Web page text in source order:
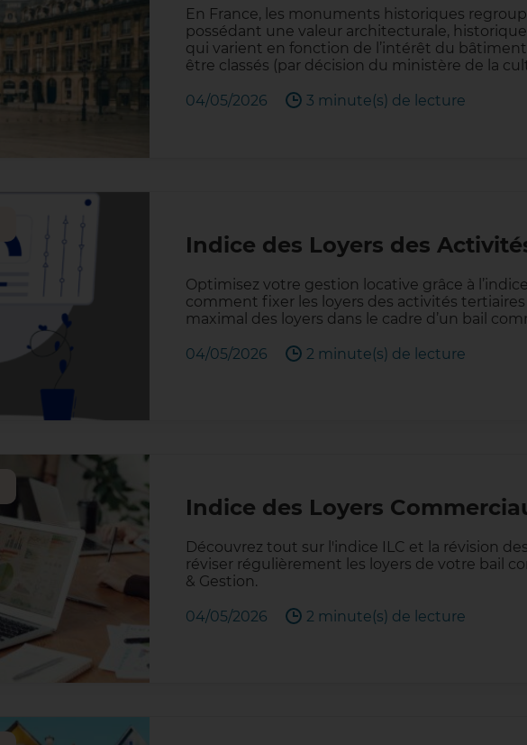
En France, les monuments historiques
possédant une valeur architecturale,
qui varient en fonction de l’intérêt du
être classés (par décision du ministère de la
04/05/2026 3 minute(s) de lecture
Indice des Loyers des
Optimisez votre gestion locative grâce à
comment fixer les loyers des activités
maximal des loyers dans le cadre d’un bail
04/05/2026 2 minute(s) de lecture
Indice des Loyers
Découvrez tout sur l'indice ILC et la révision
réviser régulièrement les loyers de votre bail
& Gestion.
04/05/2026 2 minute(s) de lecture